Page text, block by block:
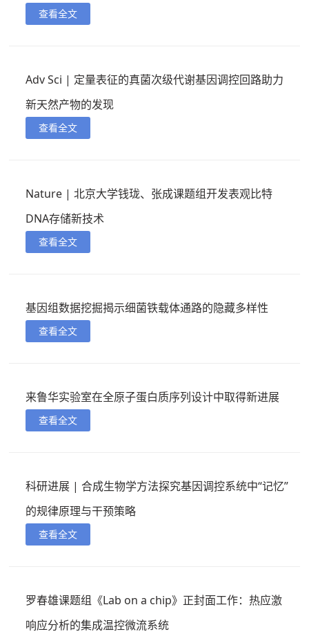
查看全文
Adv Sci | 定量表征的真菌次级代谢基因调控回路助力
新天然产物的发现
查看全文
Nature | 北京大学钱珑、张成课题组开发表观比特
DNA存储新技术
查看全文
基因组数据挖掘揭示细菌铁载体通路的隐藏多样性
查看全文
来鲁华实验室在全原子蛋白质序列设计中取得新进展
查看全文
科研进展 | 合成生物学方法探究基因调控系统中“记忆”
的规律原理与干预策略
查看全文
罗春雄课题组《Lab on a chip》正封面工作：热应激
响应分析的集成温控微流系统